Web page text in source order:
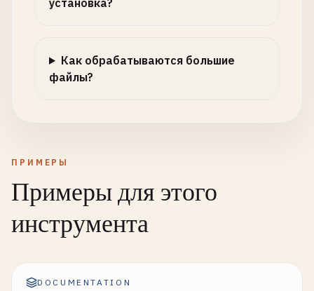
установка?
Как обрабатываются большие
файлы?
ПРИМЕРЫ
Примеры для этого
инструмента
DOCUMENTATION